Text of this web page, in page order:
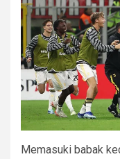
Memasuki babak